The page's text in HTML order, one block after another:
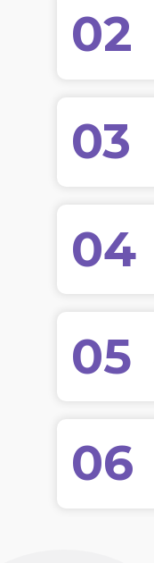
02
03
04
05
06